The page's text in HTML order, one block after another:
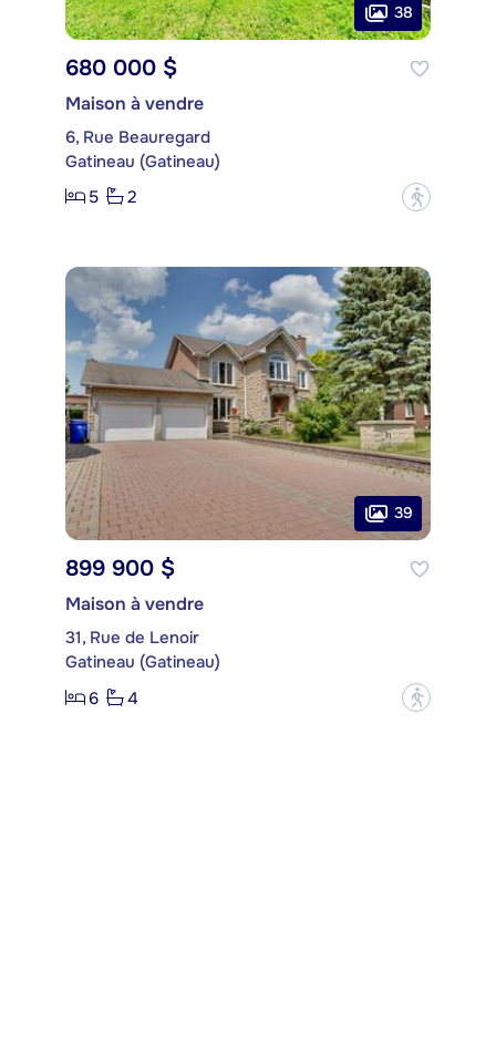
38
680 000 $
Maison à vendre
6, Rue Beauregard
Gatineau (Gatineau)
5
2 ?
39
899 900 $
Maison à vendre
31, Rue de Lenoir
Gatineau (Gatineau)
6
4 ?